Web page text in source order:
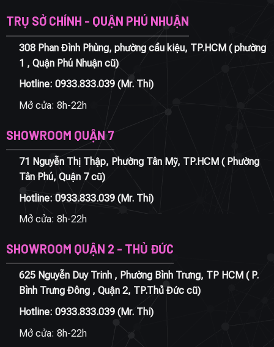
TRỤ SỞ CHÍNH - QUẬN PHÚ NHUẬN
308 Phan Đình Phùng, phường cầu kiệu, TP.HCM ( phường
1 , Quận Phú Nhuận cũ)
Hotline: 0933.833.039(Mr. Thi)
Mở cửa: 8h-22h
SHOWROOM QUẬN 7
71 Nguyễn Thị Thập, Phường Tân Mỹ, TP.HCM ( Phường
Tân Phú, Quận 7 cũ)
Hotline: 0933.833.039(Mr. Thi)
Mở cửa: 8h-22h
SHOWROOM QUẬN 2 - THỦ ĐỨC
625 Nguyễn Duy Trinh , Phường Bình Trưng, TP HCM ( P.
Bình Trưng Đông , Quận 2, TP.Thủ Đức cũ)
Hotline: 0933.833.039(Mr. Thi)
Mở cửa: 8h-22h